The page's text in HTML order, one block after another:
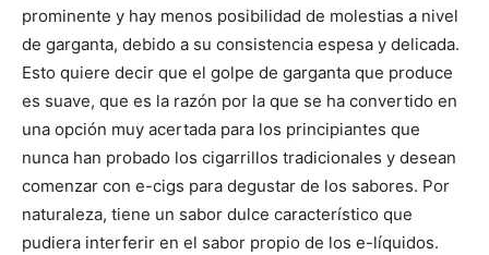
prominente y hay menos posibilidad de molestias a nivel
de garganta, debido a su consistencia espesa y delicada.
Esto quiere decir que el golpe de garganta que produce
es suave, que es la razón por la que se ha convertido en
una opción muy acertada para los principiantes que
nunca han probado los cigarrillos tradicionales y desean
comenzar con e-cigs para degustar de los sabores. Por
naturaleza, tiene un sabor dulce característico que
pudiera interferir en el sabor propio de los e-líquidos.